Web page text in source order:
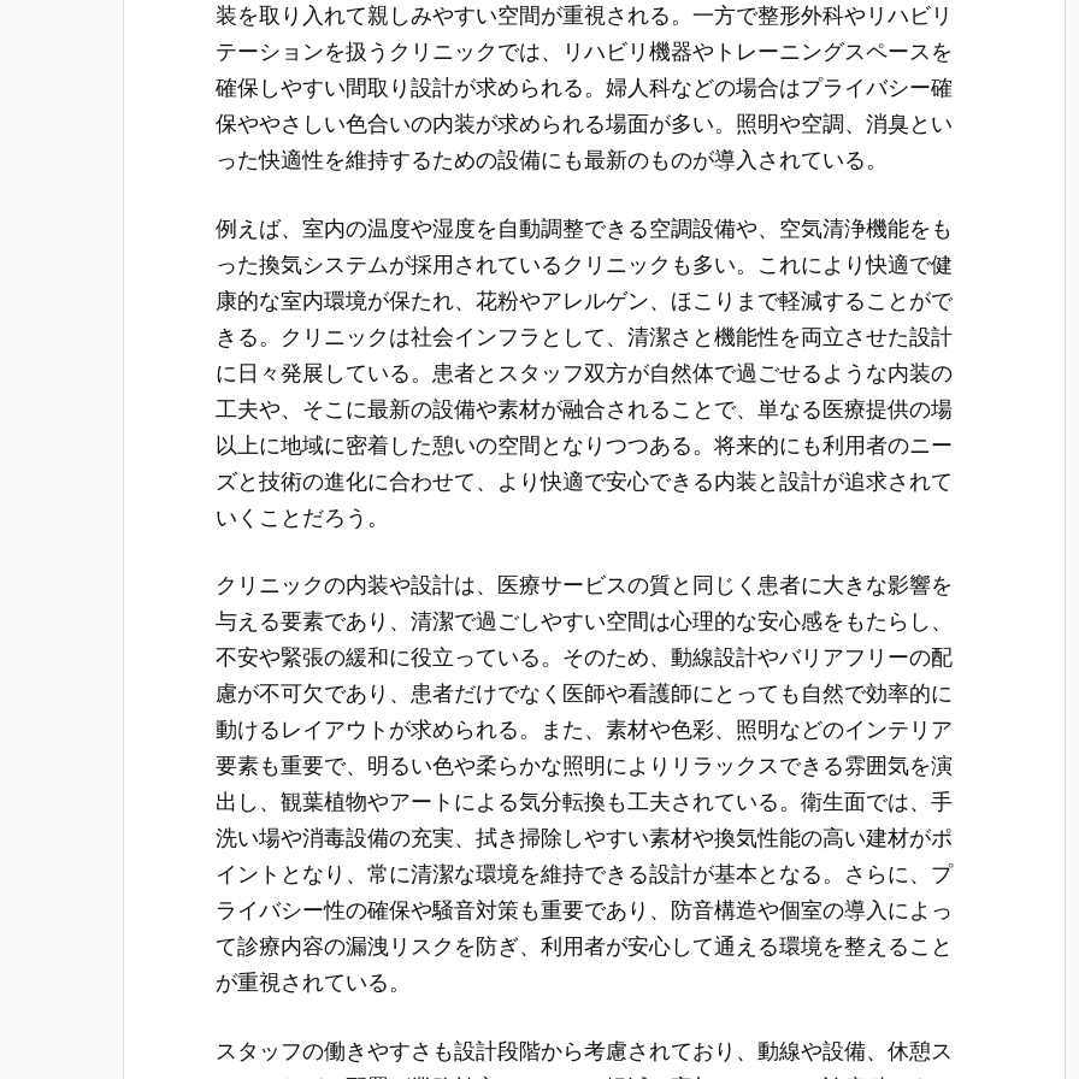
装を取り入れて親しみやすい空間が重視される。一方で整形外科やリハビリ
テーションを扱うクリニックでは、リハビリ機器やトレーニングスペースを
確保しやすい間取り設計が求められる。婦人科などの場合はプライバシー確
保ややさしい色合いの内装が求められる場面が多い。照明や空調、消臭とい
った快適性を維持するための設備にも最新のものが導入されている。
例えば、室内の温度や湿度を自動調整できる空調設備や、空気清浄機能をも
った換気システムが採用されているクリニックも多い。これにより快適で健
康的な室内環境が保たれ、花粉やアレルゲン、ほこりまで軽減することがで
きる。クリニックは社会インフラとして、清潔さと機能性を両立させた設計
に日々発展している。患者とスタッフ双方が自然体で過ごせるような内装の
工夫や、そこに最新の設備や素材が融合されることで、単なる医療提供の場
以上に地域に密着した憩いの空間となりつつある。将来的にも利用者のニー
ズと技術の進化に合わせて、より快適で安心できる内装と設計が追求されて
いくことだろう。
クリニックの内装や設計は、医療サービスの質と同じく患者に大きな影響を
与える要素であり、清潔で過ごしやすい空間は心理的な安心感をもたらし、
不安や緊張の緩和に役立っている。そのため、動線設計やバリアフリーの配
慮が不可欠であり、患者だけでなく医師や看護師にとっても自然で効率的に
動けるレイアウトが求められる。また、素材や色彩、照明などのインテリア
要素も重要で、明るい色や柔らかな照明によりリラックスできる雰囲気を演
出し、観葉植物やアートによる気分転換も工夫されている。衛生面では、手
洗い場や消毒設備の充実、拭き掃除しやすい素材や換気性能の高い建材がポ
イントとなり、常に清潔な環境を維持できる設計が基本となる。さらに、プ
ライバシー性の確保や騒音対策も重要であり、防音構造や個室の導入によっ
て診療内容の漏洩リスクを防ぎ、利用者が安心して通える環境を整えること
が重視されている。
スタッフの働きやすさも設計段階から考慮されており、動線や設備、休憩ス